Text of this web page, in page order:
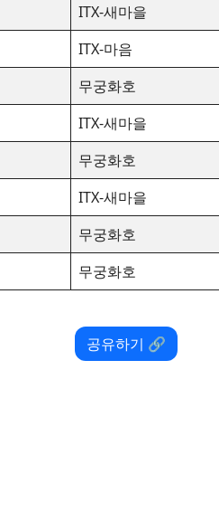
ITX-새마을
ITX-마음
무궁화호
ITX-새마을
무궁화호
ITX-새마을
무궁화호
무궁화호
공유하기 🔗